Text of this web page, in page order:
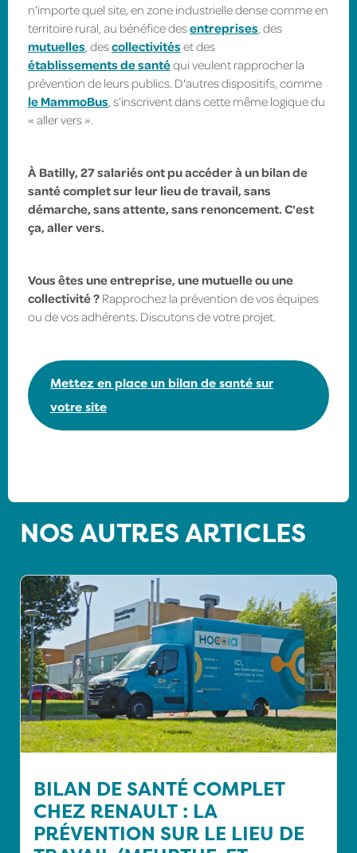
n'importe quel site, en zone industrielle dense comme en
territoire rural, au bénéfice desentreprises , des
mutuelles , descollectivités et des
établissements de santéqui veulent rapprocher la
prévention de leurs publics. D'autres dispositifs, comme
le MammoBus , s'inscrivent dans cette même logique du
« aller vers ».
À Batilly, 27 salariés ont pu accéder à un bilan de
santé complet sur leur lieu de travail, sans
démarche, sans attente, sans renoncement. C'est
ça, aller vers.
Vous êtes une entreprise, une mutuelle ou une
collectivité ? Rapprochez la prévention de vos équipes
ou de vos adhérents. Discutons de votre projet.
Mettez en place un bilan de santé sur
votre site
NOS AUTRES ARTICLES
BILAN DE SANTÉ COMPLET
CHEZ RENAULT : LA
PRÉVENTION SUR LE LIEU DE